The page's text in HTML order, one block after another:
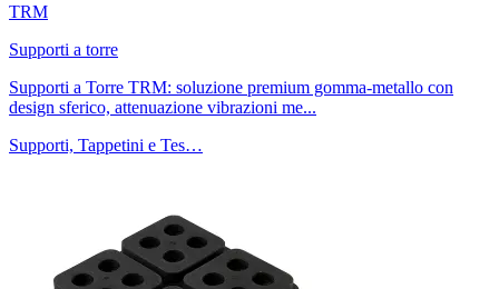
TRM
Supporti a torre
Supporti a Torre TRM: soluzione premium gomma-metallo con
design sferico, attenuazione vibrazioni me...
Supporti, Tappetini e Tes…